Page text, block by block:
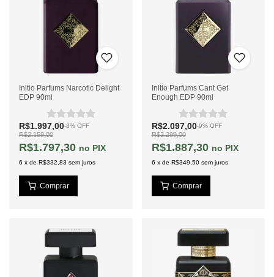
Initio Parfums Narcotic Delight
EDP 90ml
R$1.997,00-8% OFF
R$2.159,00
R$1.797,30 PIX
6 x de R$332,83 sem juros
Initio Parfums Cant Get
Enough EDP 90ml
R$2.097,00-9% OFF
R$2.299,00
R$1.887,30 PIX
6 x de R$349,50 sem juros